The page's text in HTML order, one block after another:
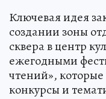
Ключевая идея
создании зоны
сквера в центр
ежегодными
чтений», которые
конкурсы и